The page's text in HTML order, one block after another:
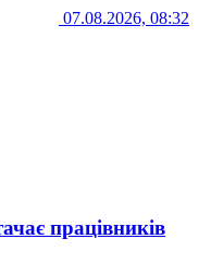
07.08.2026, 08:32
працівників